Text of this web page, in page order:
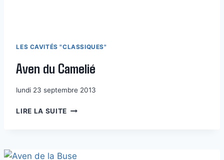
LES CAVITÉS "CLASSIQUES"
Aven du Camelié
lundi 23 septembre 2013
LIRE LA SUITE AVEN